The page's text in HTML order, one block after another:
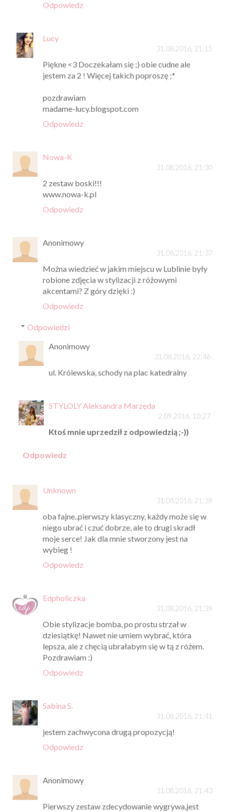
Odpowiedz
Lucy
31.08.2016, 21:15
Piękne <3 Doczekałam się ;) obie cudne ale
jestem za 2 ! Więcej takich poproszę ;*
pozdrawiam
madame-lucy.blogspot.com
Odpowiedz
Nowa-K
31.08.2016, 21:30
2 zestaw boski!!!
www.nowa-k.pl
Odpowiedz
Anonimowy
31.08.2016, 21:37
Można wiedzieć w jakim miejscu w Lublinie były
robione zdjęcia w stylizacji z różowymi
akcentami? Z góry dzięki :)
Odpowiedz
Odpowiedzi
Anonimowy
31.08.2016, 22:46
ul. Królewska, schody na plac katedralny
STYLOLY Aleksandra Marzęda
2.09.2016, 10:27
Ktoś mnie uprzedził z odpowiedzią ;-))
Odpowiedz
Unknown
31.08.2016, 21:39
oba fajne..pierwszy klasyczny, każdy może się w
niego ubrać i czuć dobrze, ale to drugi skradł
moje serce! Jak dla mnie stworzony jest na
wybieg !
Odpowiedz
Edpholiczka
31.08.2016, 21:39
Obie stylizacje bomba, po prostu strzał w
dziesiątkę! Nawet nie umiem wybrać, która
lepsza, ale z chęcią ubrałabym się w tą z różem.
Pozdrawiam :)
Odpowiedz
Sabina S.
31.08.2016, 21:41
jestem zachwycona drugą propozycją!
Odpowiedz
Anonimowy
31.08.2016, 21:43
Pierwszy zestaw zdecydowanie wygrywa,jest